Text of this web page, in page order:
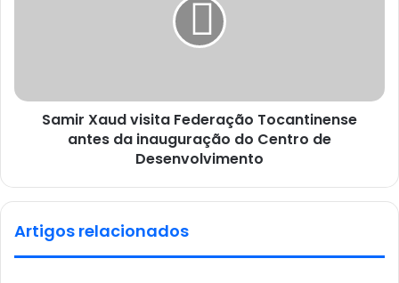
Samir Xaud visita Federação Tocantinense
antes da inauguração do Centro de
Desenvolvimento
Artigos relacionados